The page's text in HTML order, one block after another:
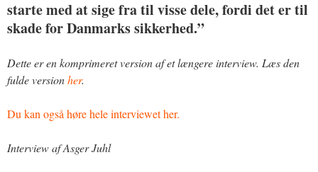
starte med at sige fra til visse dele, fordi det er til
skade for Danmarks sikkerhed.”
Dette er en komprimeret version af et længere interview. Læs den
fulde versionher.
Du kan også høre hele interviewet her.
Interview af Asger Juhl